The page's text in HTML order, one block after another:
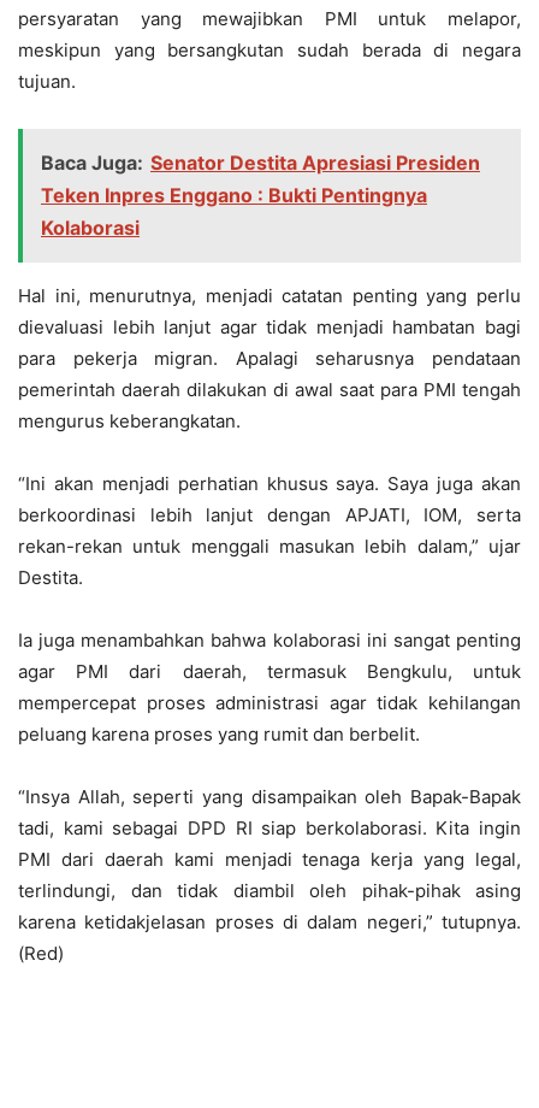
persyaratan yang mewajibkan PMI untuk melapor,
meskipun yang bersangkutan sudah berada di negara
tujuan.
Baca Juga: Senator Destita Apresiasi Presiden
Teken Inpres Enggano : Bukti Pentingnya
Kolaborasi
Hal ini, menurutnya, menjadi catatan penting yang perlu
dievaluasi lebih lanjut agar tidak menjadi hambatan bagi
para pekerja migran. Apalagi seharusnya pendataan
pemerintah daerah dilakukan di awal saat para PMI tengah
mengurus keberangkatan.
“Ini akan menjadi perhatian khusus saya. Saya juga akan
berkoordinasi lebih lanjut dengan APJATI, IOM, serta
rekan-rekan untuk menggali masukan lebih dalam,” ujar
Destita.
Ia juga menambahkan bahwa kolaborasi ini sangat penting
agar PMI dari daerah, termasuk Bengkulu, untuk
mempercepat proses administrasi agar tidak kehilangan
peluang karena proses yang rumit dan berbelit.
“Insya Allah, seperti yang disampaikan oleh Bapak-Bapak
tadi, kami sebagai DPD RI siap berkolaborasi. Kita ingin
PMI dari daerah kami menjadi tenaga kerja yang legal,
terlindungi, dan tidak diambil oleh pihak-pihak asing
karena ketidakjelasan proses di dalam negeri,” tutupnya.
(Red)